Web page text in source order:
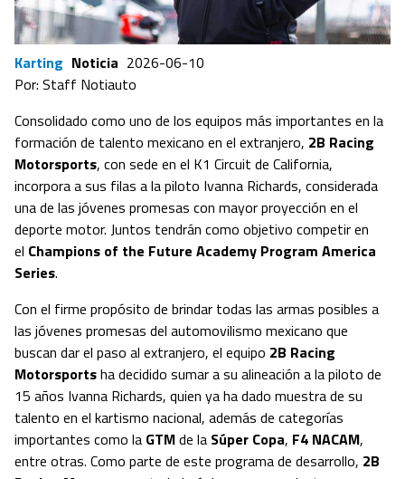
Karting Noticia 2026-06-10
Por: Staff Notiauto
Consolidado como uno de los equipos más importantes en la
formación de talento mexicano en el extranjero, 2B Racing
Motorsports, con sede en el K1 Circuit de California,
incorpora a sus filas a la piloto Ivanna Richards, considerada
una de las jóvenes promesas con mayor proyección en el
deporte motor. Juntos tendrán como objetivo competir en
el Champions of the Future Academy Program America
Series.
Con el firme propósito de brindar todas las armas posibles a
las jóvenes promesas del automovilismo mexicano que
buscan dar el paso al extranjero, el equipo 2B Racing
Motorsportsha decidido sumar a su alineación a la piloto de
15 años Ivanna Richards, quien ya ha dado muestra de su
talento en el kartismo nacional, además de categorías
importantes como la GTMde la Súper Copa, F4 NACAM,
entre otras. Como parte de este programa de desarrollo, 2B